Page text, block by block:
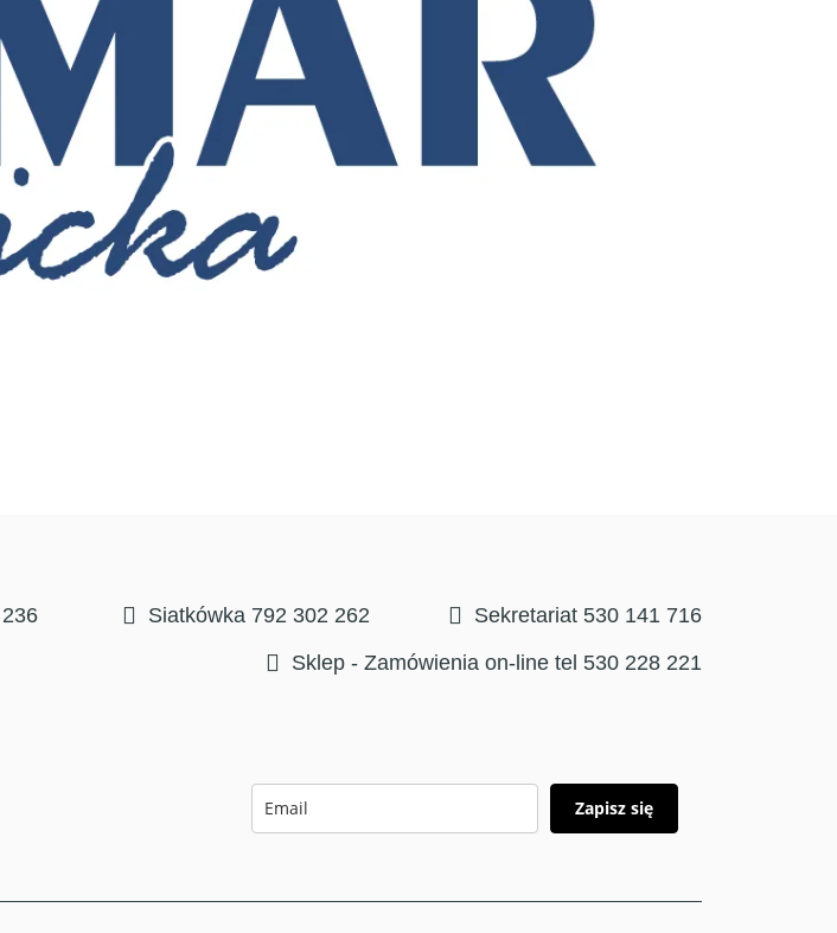
Siatkówka 792 302 262
Sekretariat 530 141 716
Sklep - Zamówienia on-line tel 530 228 221
Zapisz się